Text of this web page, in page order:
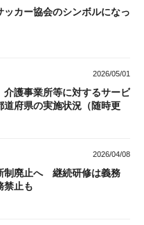
ッカー協会のシンボルになっ
2026/05/01
介護事業所等に対するサービ
府県の実施状況（随時更
2026/04/08
制廃止へ 継続研修は義務
禁止も